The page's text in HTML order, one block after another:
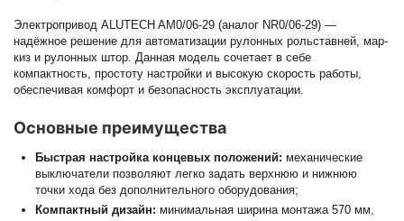
Электропривод ALUTECH AM0/06-29 (аналог NR0/06-29) —
надёжное решение для автоматизации рулонных рольставней, мар­
киз и рулонных штор. Данная модель сочетает в себе
компактность, простоту настройки и высокую скорость работы,
обеспечивая комфорт и безопасность эксплуатации.
Основные преимущества
Быстрая настройка концевых положений: механические
выключатели позволяют легко задать верхнюю и нижнюю
точки хода без дополнительного оборудования;
Компактный дизайн: минимальная ширина монтажа 570 мм,